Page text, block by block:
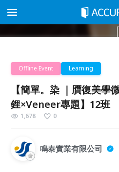
Offline Event Learning
【簡單。染 ｜贋復美學
鋰×Veneer專題】12班
1,678 0
鳴泰實業有限公司